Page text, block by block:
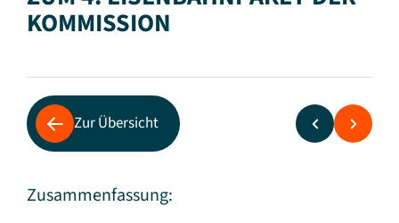
KOMMISSION
Zur Übersicht
Zusammenfassung: